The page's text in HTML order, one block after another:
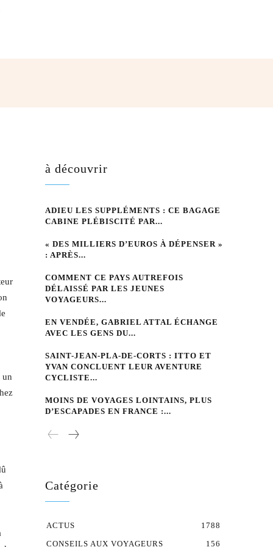
un
à découvrir
ADIEU LES SUPPLÉMENTS : CE BAGAGE
CABINE PLÉBISCITÉ PAR...
« DES MILLIERS D’EUROS À DÉPENSER »
: APRÈS...
COMMENT CE PAYS AUTREFOIS
DÉLAISSÉ PAR LES JEUNES
VOYAGEURS...
EN VENDÉE, GABRIEL ATTAL ÉCHANGE
AVEC LES GENS DU...
SAINT-JEAN-PLA-DE-CORTS : ITTO ET
YVAN CONCLUENT LEUR AVENTURE
CYCLISTE...
MOINS DE VOYAGES LOINTAINS, PLUS
D’ESCAPADES EN FRANCE :...
Catégorie
ACTUS
1788
CONSEILS AUX VOYAGEURS
156